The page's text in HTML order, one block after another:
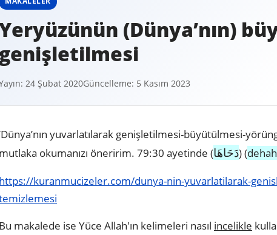
(Dünya’nın)
genişletilmesi
24 Şubat 2020Güncelleme: 5 Kasım 2023
yuvarlatılarak genişletilmesi-büyütülmesi-
mutlaka okumanızı öneririm. 79:30 ayetinde (دَحَاهَا) (
https://kuranmucizeler.com/dunya-nin-yuvarlatilarak-
Bu makalede ise Yüce Allah'ın kelimeleri nasıl incelikle